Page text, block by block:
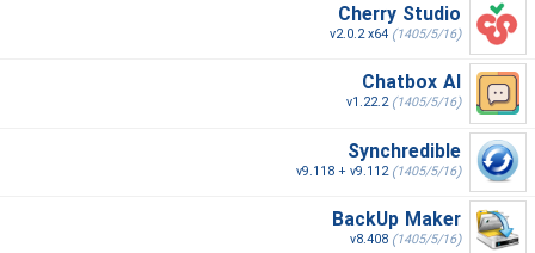
Cherry Studio
v2.0.2 x64 (1405/5/16)
Chatbox AI
v1.22.2(1405/5/16)
Synchredible
v9.118 + v9.112(1405/5/16)
BackUp Maker
v8.408 (1405/5/16)